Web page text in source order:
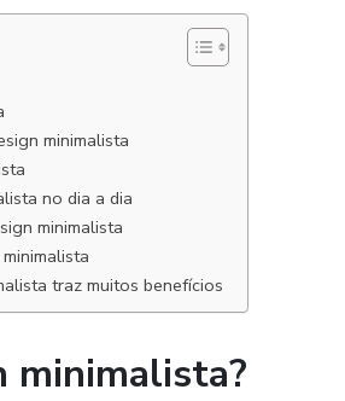
minimalista
no dia a dia
minimalista
traz muitos benefícios
minimalista?